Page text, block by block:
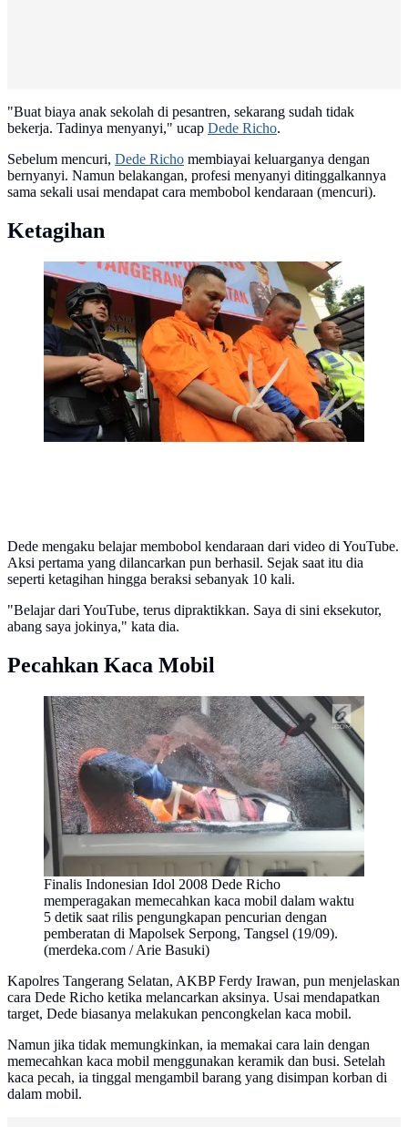
"Buat biaya anak sekolah di pesantren, sekarang sudah tidak
bekerja. Tadinya menyanyi," ucap Dede Richo.
Sebelum mencuri, Dede Richo membiayai keluarganya dengan
bernyanyi. Namun belakangan, profesi menyanyi ditinggalkannya
sama sekali usai mendapat cara membobol kendaraan (mencuri).
Ketagihan
Polisi menunjukkan tersangka finalis Indonesian Idol
2008 Dede Richo saat rilis pengungkapan pencurian
dengan pemberatan di Mapolsek Serpong, Tangsel
(19/09). Dede memperagakan bagaimana cara
memecahkan kaca mobil. (merdeka.com / Arie Basuki)
Dede mengaku belajar membobol kendaraan dari video di YouTube.
Aksi pertama yang dilancarkan pun berhasil. Sejak saat itu dia
seperti ketagihan hingga beraksi sebanyak 10 kali.
"Belajar dari YouTube, terus dipraktikkan. Saya di sini eksekutor,
abang saya jokinya," kata dia.
Pecahkan Kaca Mobil
Finalis Indonesian Idol 2008 Dede Richo
memperagakan memecahkan kaca mobil dalam waktu
5 detik saat rilis pengungkapan pencurian dengan
pemberatan di Mapolsek Serpong, Tangsel (19/09).
(merdeka.com / Arie Basuki)
Kapolres Tangerang Selatan, AKBP Ferdy Irawan, pun menjelaskan
cara Dede Richo ketika melancarkan aksinya. Usai mendapatkan
target, Dede biasanya melakukan pencongkelan kaca mobil.
Namun jika tidak memungkinkan, ia memakai cara lain dengan
memecahkan kaca mobil menggunakan keramik dan busi. Setelah
kaca pecah, ia tinggal mengambil barang yang disimpan korban di
dalam mobil.